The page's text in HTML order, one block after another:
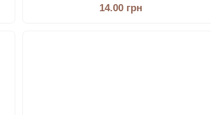
14.00 грн